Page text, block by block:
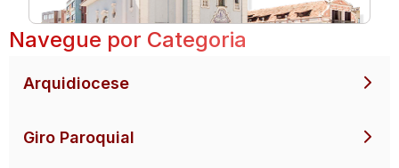
Navegue por Categoria
Arquidiocese
Giro Paroquial